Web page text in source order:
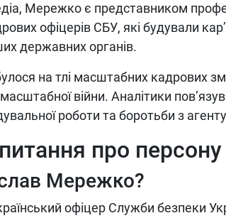
Мережко є представником
офіцерів СБУ, які будували
державних органів.
на тлі масштабних кадрових
війни. Аналітики
роботи та боротьби з
питання про персону
Мережко?
офіцер Служби безпеки